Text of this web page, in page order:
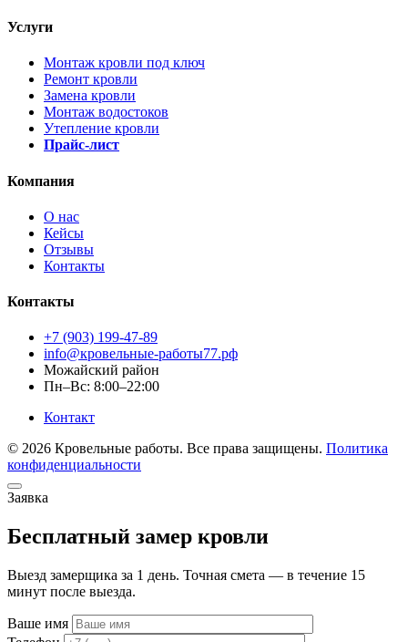
Услуги
Монтаж кровли под ключ
Ремонт кровли
Замена кровли
Монтаж водостоков
Утепление кровли
Прайс-лист
Компания
О нас
Кейсы
Отзывы
Контакты
Контакты
+7 (903) 199-47-89
info@кровельные-работы77.рф
Можайский район
Пн–Вс: 8:00–22:00
Контакт
© 2026 Кровельные работы. Все права защищены. Политика
конфиденциальности
Заявка
Бесплатный замер кровли
Выезд замерщика за 1 день. Точная смета — в течение 15
минут после выезда.
Ваше имя